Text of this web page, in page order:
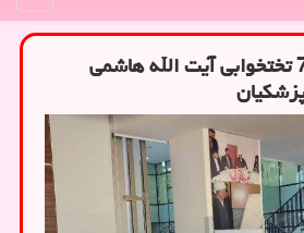
افتتاح بیمارستان 70 تختخوابی آیت الله هاشمی